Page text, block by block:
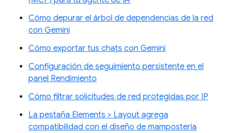
Cómo depurar el árbol de dependencias de la red
con Gemini
Cómo exportar tus chats con Gemini
Configuración de seguimiento persistente en el
panel Rendimiento
Cómo filtrar solicitudes de red protegidas por IP
La pestaña Elements > Layout agrega
compatibilidad con el diseño de mampostería